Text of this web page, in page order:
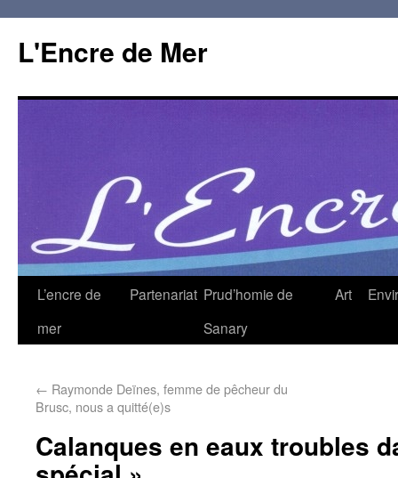
L'Encre de Mer
L’encre de
mer
Partenariat Prud’homie de
Sanary
Art
← Raymonde Deïnes, femme de pêcheur du
Brusc, nous a quitté(e)s
Calanques en eaux troubles